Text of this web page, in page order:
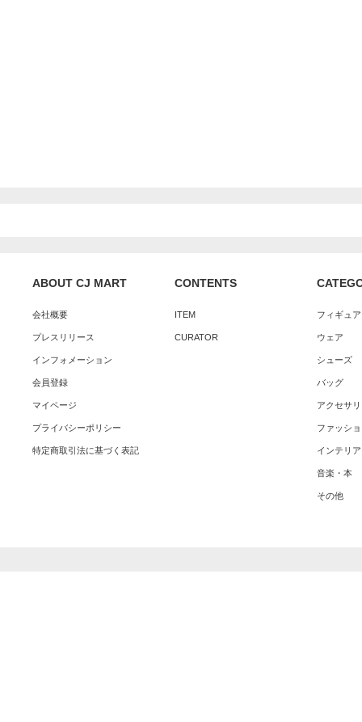
ABOUT CJ MART
会社概要
プレスリリース
インフォメーション
会員登録
マイページ
プライバシーポリシー
特定商取引法に基づく表記
CONTENTS
ITEM
CURATOR
フィギュ
ウェア
シューズ
バッグ
アクセサ
ファッシ
インテリア
音楽・本
その他